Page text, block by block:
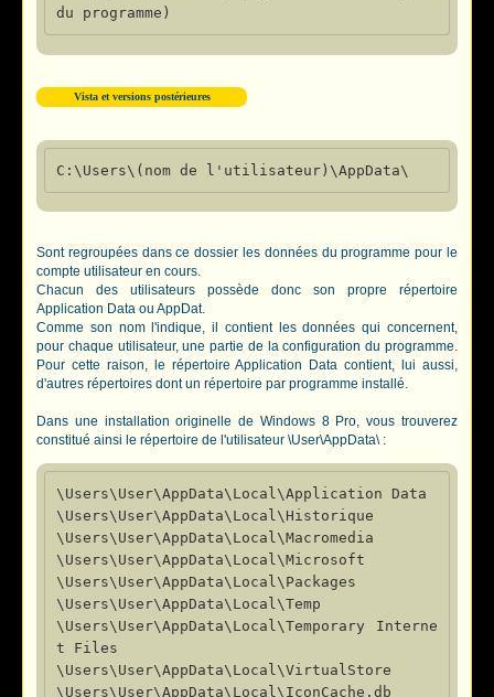
Vista et versions postérieures
Sont regroupées dans ce dossier les données du programme pour le
compte utilisateur en cours.
Chacun des utilisateurs possède donc son propre répertoire
Application Data ou AppDat.
Comme son nom l'indique, il contient les données qui concernent,
pour chaque utilisateur, une partie de la configuration du programme.
Pour cette raison, le répertoire Application Data contient, lui aussi,
d'autres répertoires dont un répertoire par programme installé.
Dans une installation originelle de Windows 8 Pro, vous trouverez
constitué ainsi le répertoire de l'utilisateur \User\AppData\ :
\Users\User\AppData\Local\Application Data
\Users\User\AppData\Local\Historique
\Users\User\AppData\Local\Macromedia
\Users\User\AppData\Local\Microsoft
\Users\User\AppData\Local\Packages
\Users\User\AppData\Local\Temp
\Users\User\AppData\Local\Temporary Interne
t Files
\Users\User\AppData\Local\VirtualStore
\Users\User\AppData\Local\IconCache.db